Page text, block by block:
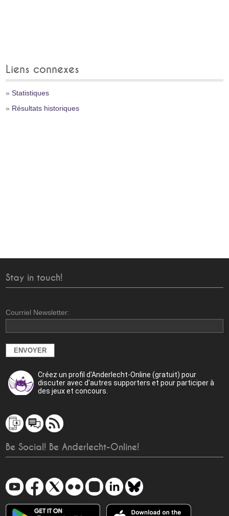
Liens connexes
»Statistiques
» Résultats historiques
Stay in touch!
Courriel Newsletter:
Créez un profil d'Anderlecht-Online (gratuit) pour
discuter avec d'autres supporters et pour participer à
des jeux et concours.
Be Social! Be Anderlecht-Online!